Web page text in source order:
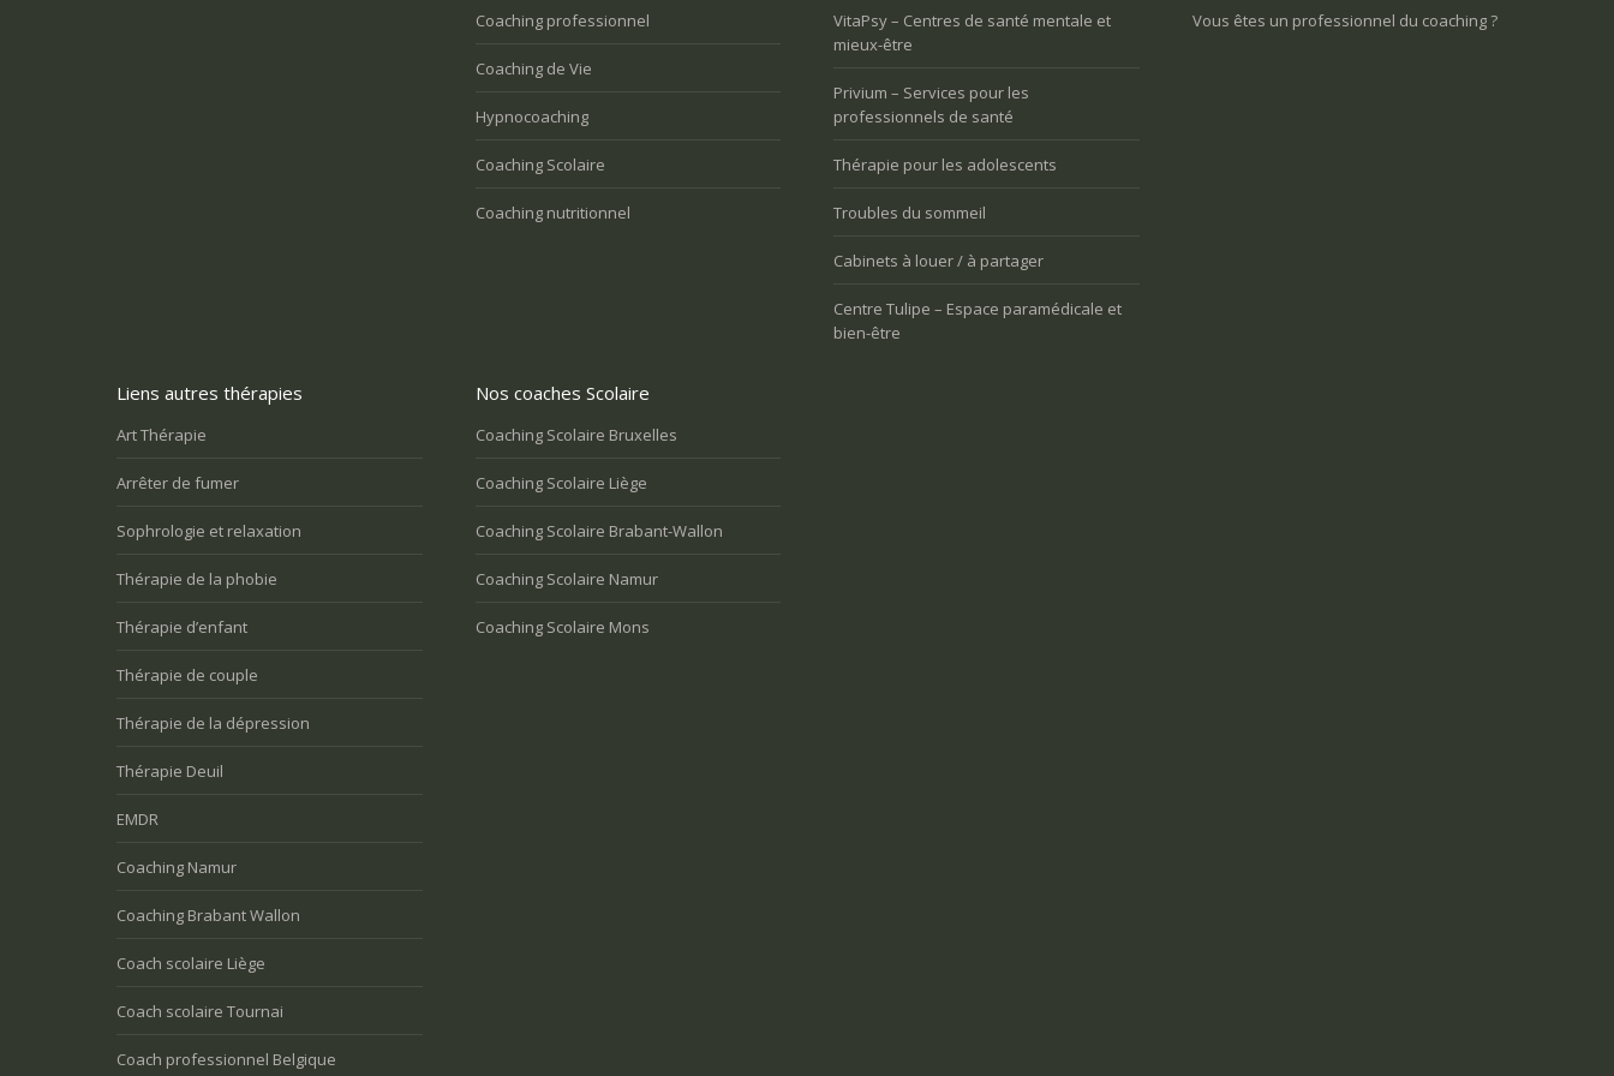
Coaching professionnel
Coaching de Vie
Hypnocoaching
Coaching Scolaire
Coaching nutritionnel
VitaPsy – Centres de santé mentale et
mieux-être
Privium – Services pour les
professionnels de santé
Thérapie pour les adolescents
Troubles du sommeil
Cabinets à louer / à partager
Centre Tulipe – Espace paramédicale et
bien-être
Vous êtes un professionnel du coaching ?
Liens autres thérapies
Art Thérapie
Arrêter de fumer
Sophrologie et relaxation
Thérapie de la phobie
Thérapie d’enfant
Thérapie de couple
Thérapie de la dépression
Thérapie Deuil
EMDR
Coaching Namur
Coaching Brabant Wallon
Coach scolaire Liège
Coach scolaire Tournai
Coach professionnel Belgique
Nos coaches Scolaire
Coaching Scolaire Bruxelles
Coaching Scolaire Liège
Coaching Scolaire Brabant-Wallon
Coaching Scolaire Namur
Coaching Scolaire Mons